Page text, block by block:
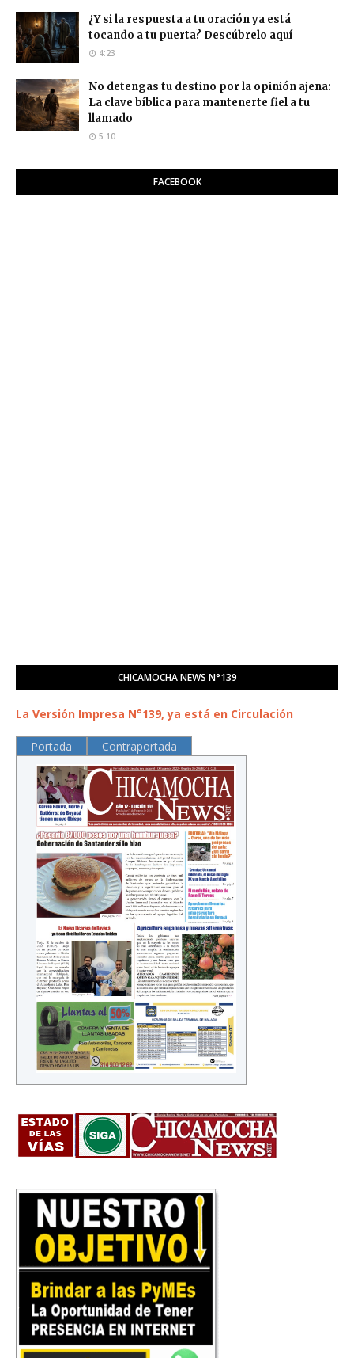
¿Y si la respuesta a tu oración ya está
tocando a tu puerta? Descúbrelo aquí
4:23
No detengas tu destino por la opinión ajena:
La clave bíblica para mantenerte fiel a tu
llamado
5:10
FACEBOOK
CHICAMOCHA NEWS N°139
La Versión Impresa N°139, ya está en Circulación
Portada Contraportada